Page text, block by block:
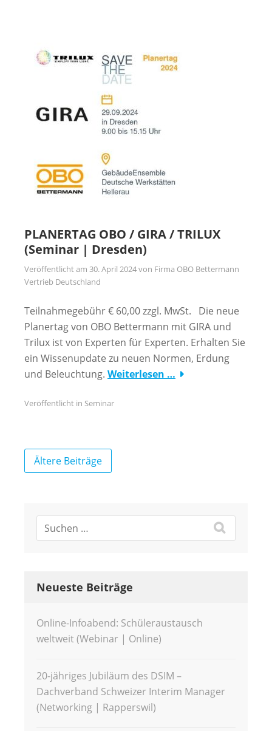
PLANERTAG OBO / GIRA / TRILUX
(Seminar | Dresden)
Veröffentlicht am 30. April 2024von Firma OBO Bettermann
Vertrieb Deutschland
Teilnahmegebühr € 60,00 zzgl. MwSt. Die neue
Planertag von OBO Bettermann mit GIRA und
Trilux ist von Experten für Experten. Erhalten Sie
ein Wissenupdate zu neuen Normen, Erdung
und Beleuchtung. Weiterlesen …
Veröffentlicht in Seminar
Beitragsnavigation
Ältere Beiträge
Neueste Beiträge
Online-Infoabend: Schüleraustausch
weltweit (Webinar | Online)
20-jähriges Jubiläum des DSIM –
Dachverband Schweizer Interim Manager
(Networking | Rapperswil)